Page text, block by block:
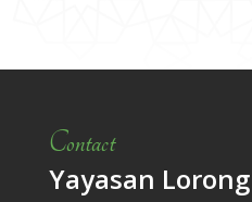
Contact
Yayasan